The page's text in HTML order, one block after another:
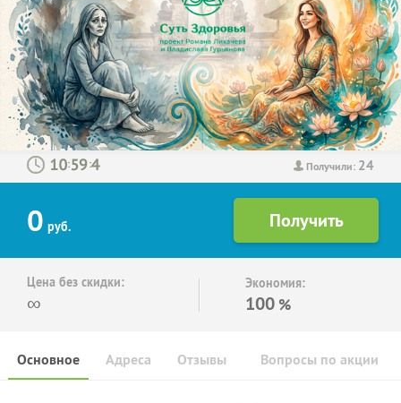
Получили: 24
: :
0 руб.
Цена без скидки:
∞
Экономия:
100 %
Основное Отзывы Вопросы по акции
Адреса